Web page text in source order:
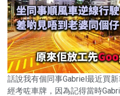
話說我有個同事Gabriel最近買
經考咗車牌，因為記得當時